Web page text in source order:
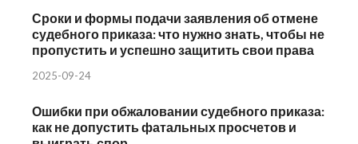
Сроки и формы подачи заявления об отмене
судебного приказа: что нужно знать, чтобы не
пропустить и успешно защитить свои права
2025-09-24
Ошибки при обжаловании судебного приказа:
как не допустить фатальных просчетов и